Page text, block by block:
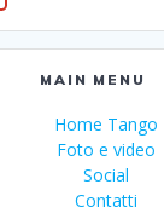
MAIN MENU
Home Tango
Foto e video
Social
Contatti